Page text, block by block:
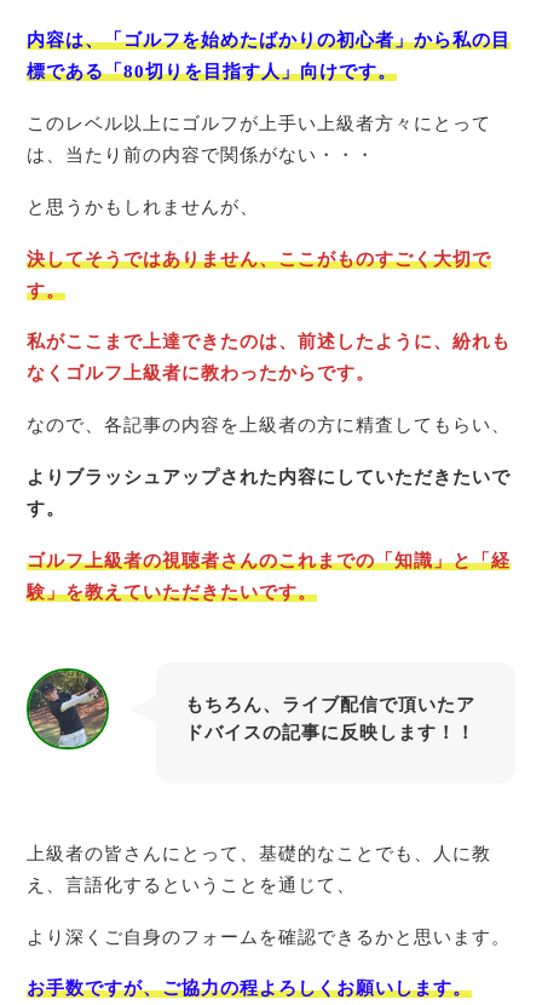
内容は、「ゴルフを始めたばかりの初心者」から私の目
標である「80切りを目指す人」向けです。
このレベル以上にゴルフが上手い上級者方々にとって
は、当たり前の内容で関係がない・・・
と思うかもしれませんが、
決してそうではありません、ここがものすごく大切で
す。
私がここまで上達できたのは、前述したように、紛れも
なくゴルフ上級者に教わったからです。
なので、各記事の内容を上級者の方に精査してもらい、
よりブラッシュアップされた内容にしていただきたいで
す。
ゴルフ上級者の視聴者さんのこれまでの「知識」と「経
験」を教えていただきたいです。
もちろん、ライブ配信で頂いたア
ドバイスの記事に反映します！！
上級者の皆さんにとって、基礎的なことでも、人に教
え、言語化するということを通じて、
より深くご自身のフォームを確認できるかと思います。
お手数ですが、ご協力の程よろしくお願いします。